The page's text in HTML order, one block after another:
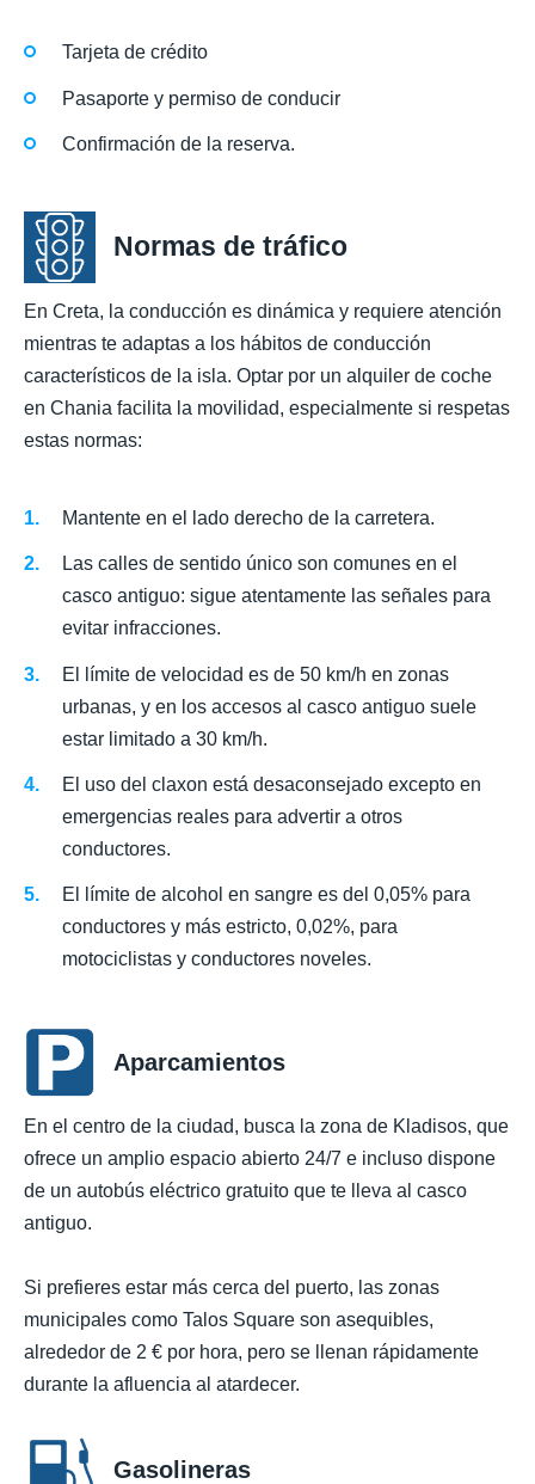
Tarjeta de crédito
Pasaporte y permiso de conducir
Confirmación de la reserva.
Normas de tráfico
En Creta, la conducción es dinámica y requiere atención
mientras te adaptas a los hábitos de conducción
característicos de la isla. Optar por un alquiler de coche
en Chania facilita la movilidad, especialmente si respetas
estas normas:
Mantente en el lado derecho de la carretera.
Las calles de sentido único son comunes en el
casco antiguo: sigue atentamente las señales para
evitar infracciones.
El límite de velocidad es de 50 km/h en zonas
urbanas, y en los accesos al casco antiguo suele
estar limitado a 30 km/h.
El uso del claxon está desaconsejado excepto en
emergencias reales para advertir a otros
conductores.
El límite de alcohol en sangre es del 0,05% para
conductores y más estricto, 0,02%, para
motociclistas y conductores noveles.
Aparcamientos
En el centro de la ciudad, busca la zona de Kladisos, que
ofrece un amplio espacio abierto 24/7 e incluso dispone
de un autobús eléctrico gratuito que te lleva al casco
antiguo.
Si prefieres estar más cerca del puerto, las zonas
municipales como Talos Square son asequibles,
alrededor de 2 € por hora, pero se llenan rápidamente
durante la afluencia al atardecer.
Gasolineras